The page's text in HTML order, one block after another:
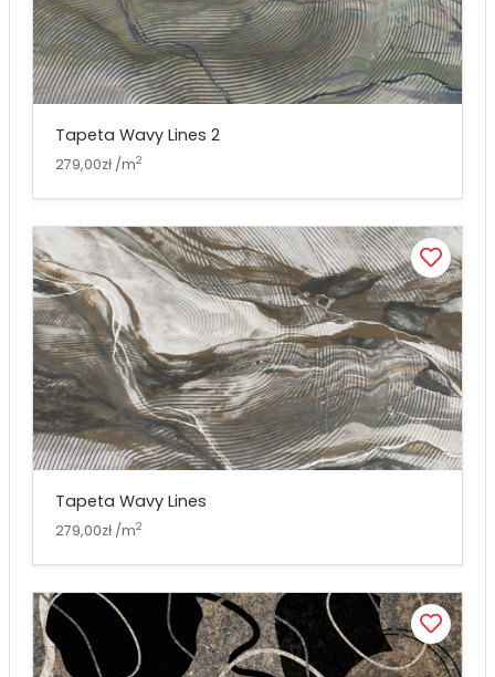
Tapeta Wavy Lines 2
279,00zł /m2
Tapeta Wavy Lines
279,00zł /m2